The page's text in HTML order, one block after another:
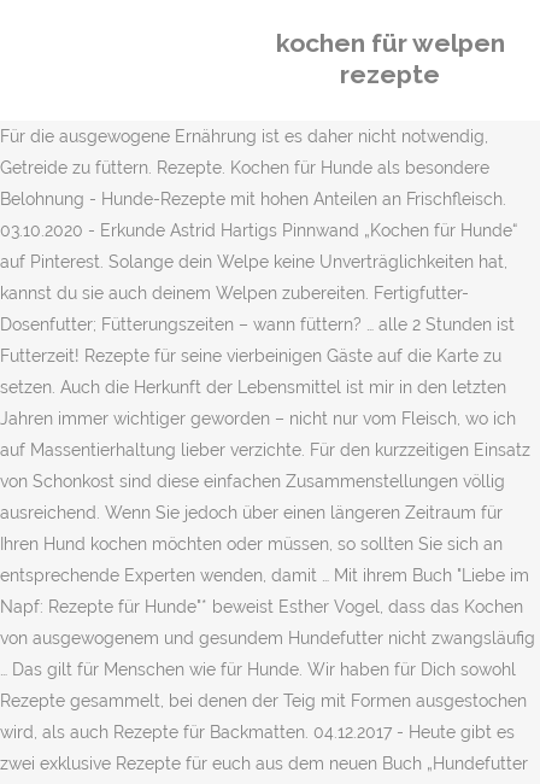
kochen für welpen
rezepte
Für die ausgewogene Ernährung ist es daher nicht notwendig,
Getreide zu füttern. Rezepte. Kochen für Hunde als besondere
Belohnung - Hunde-Rezepte mit hohen Anteilen an Frischfleisch.
03.10.2020 - Erkunde Astrid Hartigs Pinnwand „Kochen für Hunde“
auf Pinterest. Solange dein Welpe keine Unverträglichkeiten hat,
kannst du sie auch deinem Welpen zubereiten. Fertigfutter-
Dosenfutter; Fütterungszeiten – wann füttern? … alle 2 Stunden ist
Futterzeit! Rezepte für seine vierbeinigen Gäste auf die Karte zu
setzen. Auch die Herkunft der Lebensmittel ist mir in den letzten
Jahren immer wichtiger geworden – nicht nur vom Fleisch, wo ich
auf Massentierhaltung lieber verzichte. Für den kurzzeitigen Einsatz
von Schonkost sind diese einfachen Zusammenstellungen völlig
ausreichend. Wenn Sie jedoch über einen längeren Zeitraum für
Ihren Hund kochen möchten oder müssen, so sollten Sie sich an
entsprechende Experten wenden, damit … Mit ihrem Buch "Liebe im
Napf: Rezepte für Hunde"* beweist Esther Vogel, dass das Kochen
von ausgewogenem und gesundem Hundefutter nicht zwangsläufig
… Das gilt für Menschen wie für Hunde. Wir haben für Dich sowohl
Rezepte gesammelt, bei denen der Teig mit Formen ausgestochen
wird, als auch Rezepte für Backmatten. 04.12.2017 - Heute gibt es
zwei exklusive Rezepte für euch aus dem neuen Buch „Hundefutter